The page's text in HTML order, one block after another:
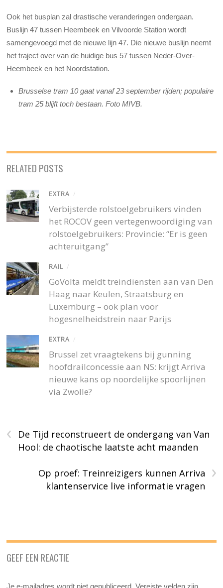
Ook het busplan zal drastische veranderingen ondergaan.
Buslijn 47 tussen Heembeek en Vilvoorde Station wordt
samengevoegd met de nieuwe lijn 47. Die nieuwe buslijn neemt
het traject over van de huidige bus 57 tussen Neder-Over-
Heembeek en het Noordstation.
Brusselse tram 10 gaat vanaf 23 september rijden; populaire
tram 25 blijft toch bestaan. Foto MIVB.
RELATED POSTS
EXTRA /
Verbijsterde rolstoelgebruikers vinden
het ROCOV geen vertegenwoordiging van
rolstoelgebruikers: Provincie: “Er is geen
achteruitgang”
RAIL /
GoVolta meldt treindiensten aan van Den
Haag naar Keulen, Straatsburg en
Luxemburg – ook plan voor
hogesnelheidstrein naar Parijs
EXTRA /
Brussel zet vraagtekens bij gunning
hoofdrailconcessie aan NS: krijgt Arriva
nieuwe kans op noordelijke spoorlijnen
via Zwolle?
‹
De Tijd reconstrueert de ondergang van Van
Hool: de chaotische laatste acht maanden
›
Op proef: Treinreizigers kunnen Arriva
klantenservice live informatie vragen
GEEF EEN REACTIE